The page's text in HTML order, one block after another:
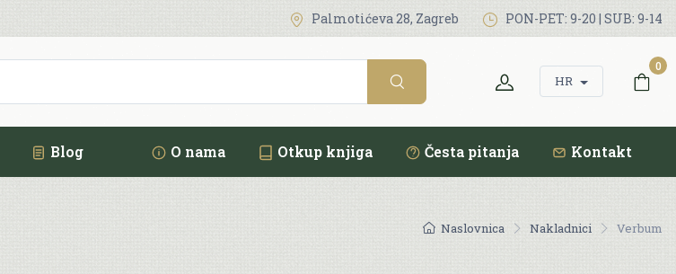
Palmotićeva 28, Zagreb PON-PET: 9-20 | SUB: 9-14
HR
0
Blog O nama Otkup knjiga Česta pitanja Kontakt
Naslovnica Nakladnici Verbum